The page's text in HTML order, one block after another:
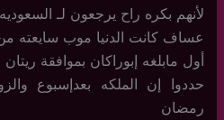
لأنهم بكره راح يرجعون لـ السعوديه
عساف كانت الدنيا موب سايعته
أول مابلغه إبوراكان بموافقة ريتان
حددوا إن الملكه بعدإسبوع
رمضان